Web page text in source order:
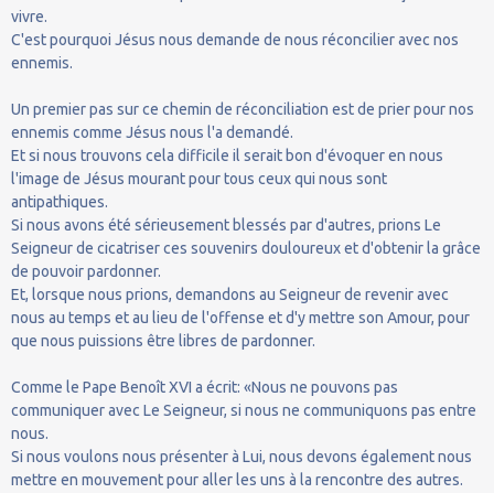
vivre.
C'est pourquoi Jésus nous demande de nous réconcilier avec nos
ennemis.
Un premier pas sur ce chemin de réconciliation est de prier pour nos
ennemis comme Jésus nous l'a demandé.
Et si nous trouvons cela difficile il serait bon d'évoquer en nous
l'image de Jésus mourant pour tous ceux qui nous sont
antipathiques.
Si nous avons été sérieusement blessés par d'autres, prions Le
Seigneur de cicatriser ces souvenirs douloureux et d'obtenir la grâce
de pouvoir pardonner.
Et, lorsque nous prions, demandons au Seigneur de revenir avec
nous au temps et au lieu de l'offense et d'y mettre son Amour, pour
que nous puissions être libres de pardonner.
Comme le Pape Benoît XVI a écrit: «Nous ne pouvons pas
communiquer avec Le Seigneur, si nous ne communiquons pas entre
nous.
Si nous voulons nous présenter à Lui, nous devons également nous
mettre en mouvement pour aller les uns à la rencontre des autres.